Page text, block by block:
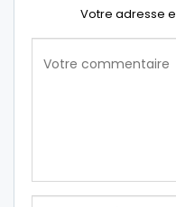
Votre adresse